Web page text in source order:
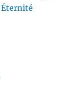
Éternité